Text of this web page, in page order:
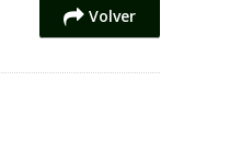
Volver